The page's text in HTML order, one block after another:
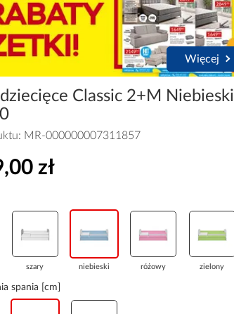
Więcej
Classic 2+M Niebieski
MR-000000007311857
zł
szary niebieski różowy zielony
spania [cm]